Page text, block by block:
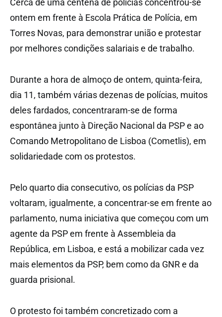
ontem em frente à Escola Prática de Polícia, em
Torres Novas, para demonstrar união e protestar
por melhores condições salariais e de trabalho.
Durante a hora de almoço de ontem, quinta-feira,
dia 11, também várias dezenas de polícias, muitos
deles fardados, concentraram-se de forma
espontânea junto à Direção Nacional da PSP e ao
Comando Metropolitano de Lisboa (Cometlis), em
solidariedade com os protestos.
Pelo quarto dia consecutivo, os polícias da PSP
voltaram, igualmente, a concentrar-se em frente ao
parlamento, numa iniciativa que começou com um
agente da PSP em frente à Assembleia da
República, em Lisboa, e está a mobilizar cada vez
mais elementos da PSP, bem como da GNR e da
guarda prisional.
O protesto foi também concretizado com a